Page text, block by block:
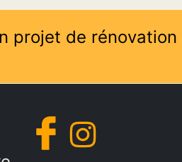
projet de